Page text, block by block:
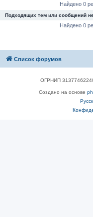
Найдено 0
Подходящих тем или сообщений
Найдено 0
Список форумов
ОГРНИП
Создано на основе